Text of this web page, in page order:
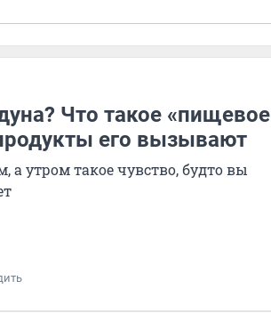
Что такое «пищевое
его вызывают
а утром такое чувство, будто вы